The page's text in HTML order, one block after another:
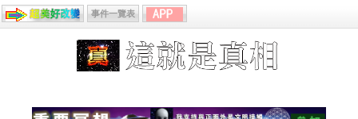
事件一覽表